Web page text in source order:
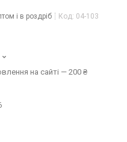
і в роздріб Код: 04-103
на сайті — 200 ₴